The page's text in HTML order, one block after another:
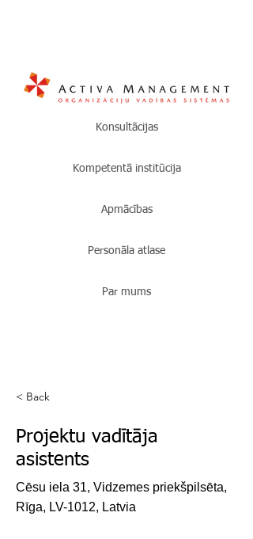
Konsultācijas
Kompetentā institūcija
Apmācības
Personāla atlase
Par mums
< Back
Projektu vadītāja
asistents
Cēsu iela 31, Vidzemes priekšpilsēta,
Rīga, LV-1012, Latvia